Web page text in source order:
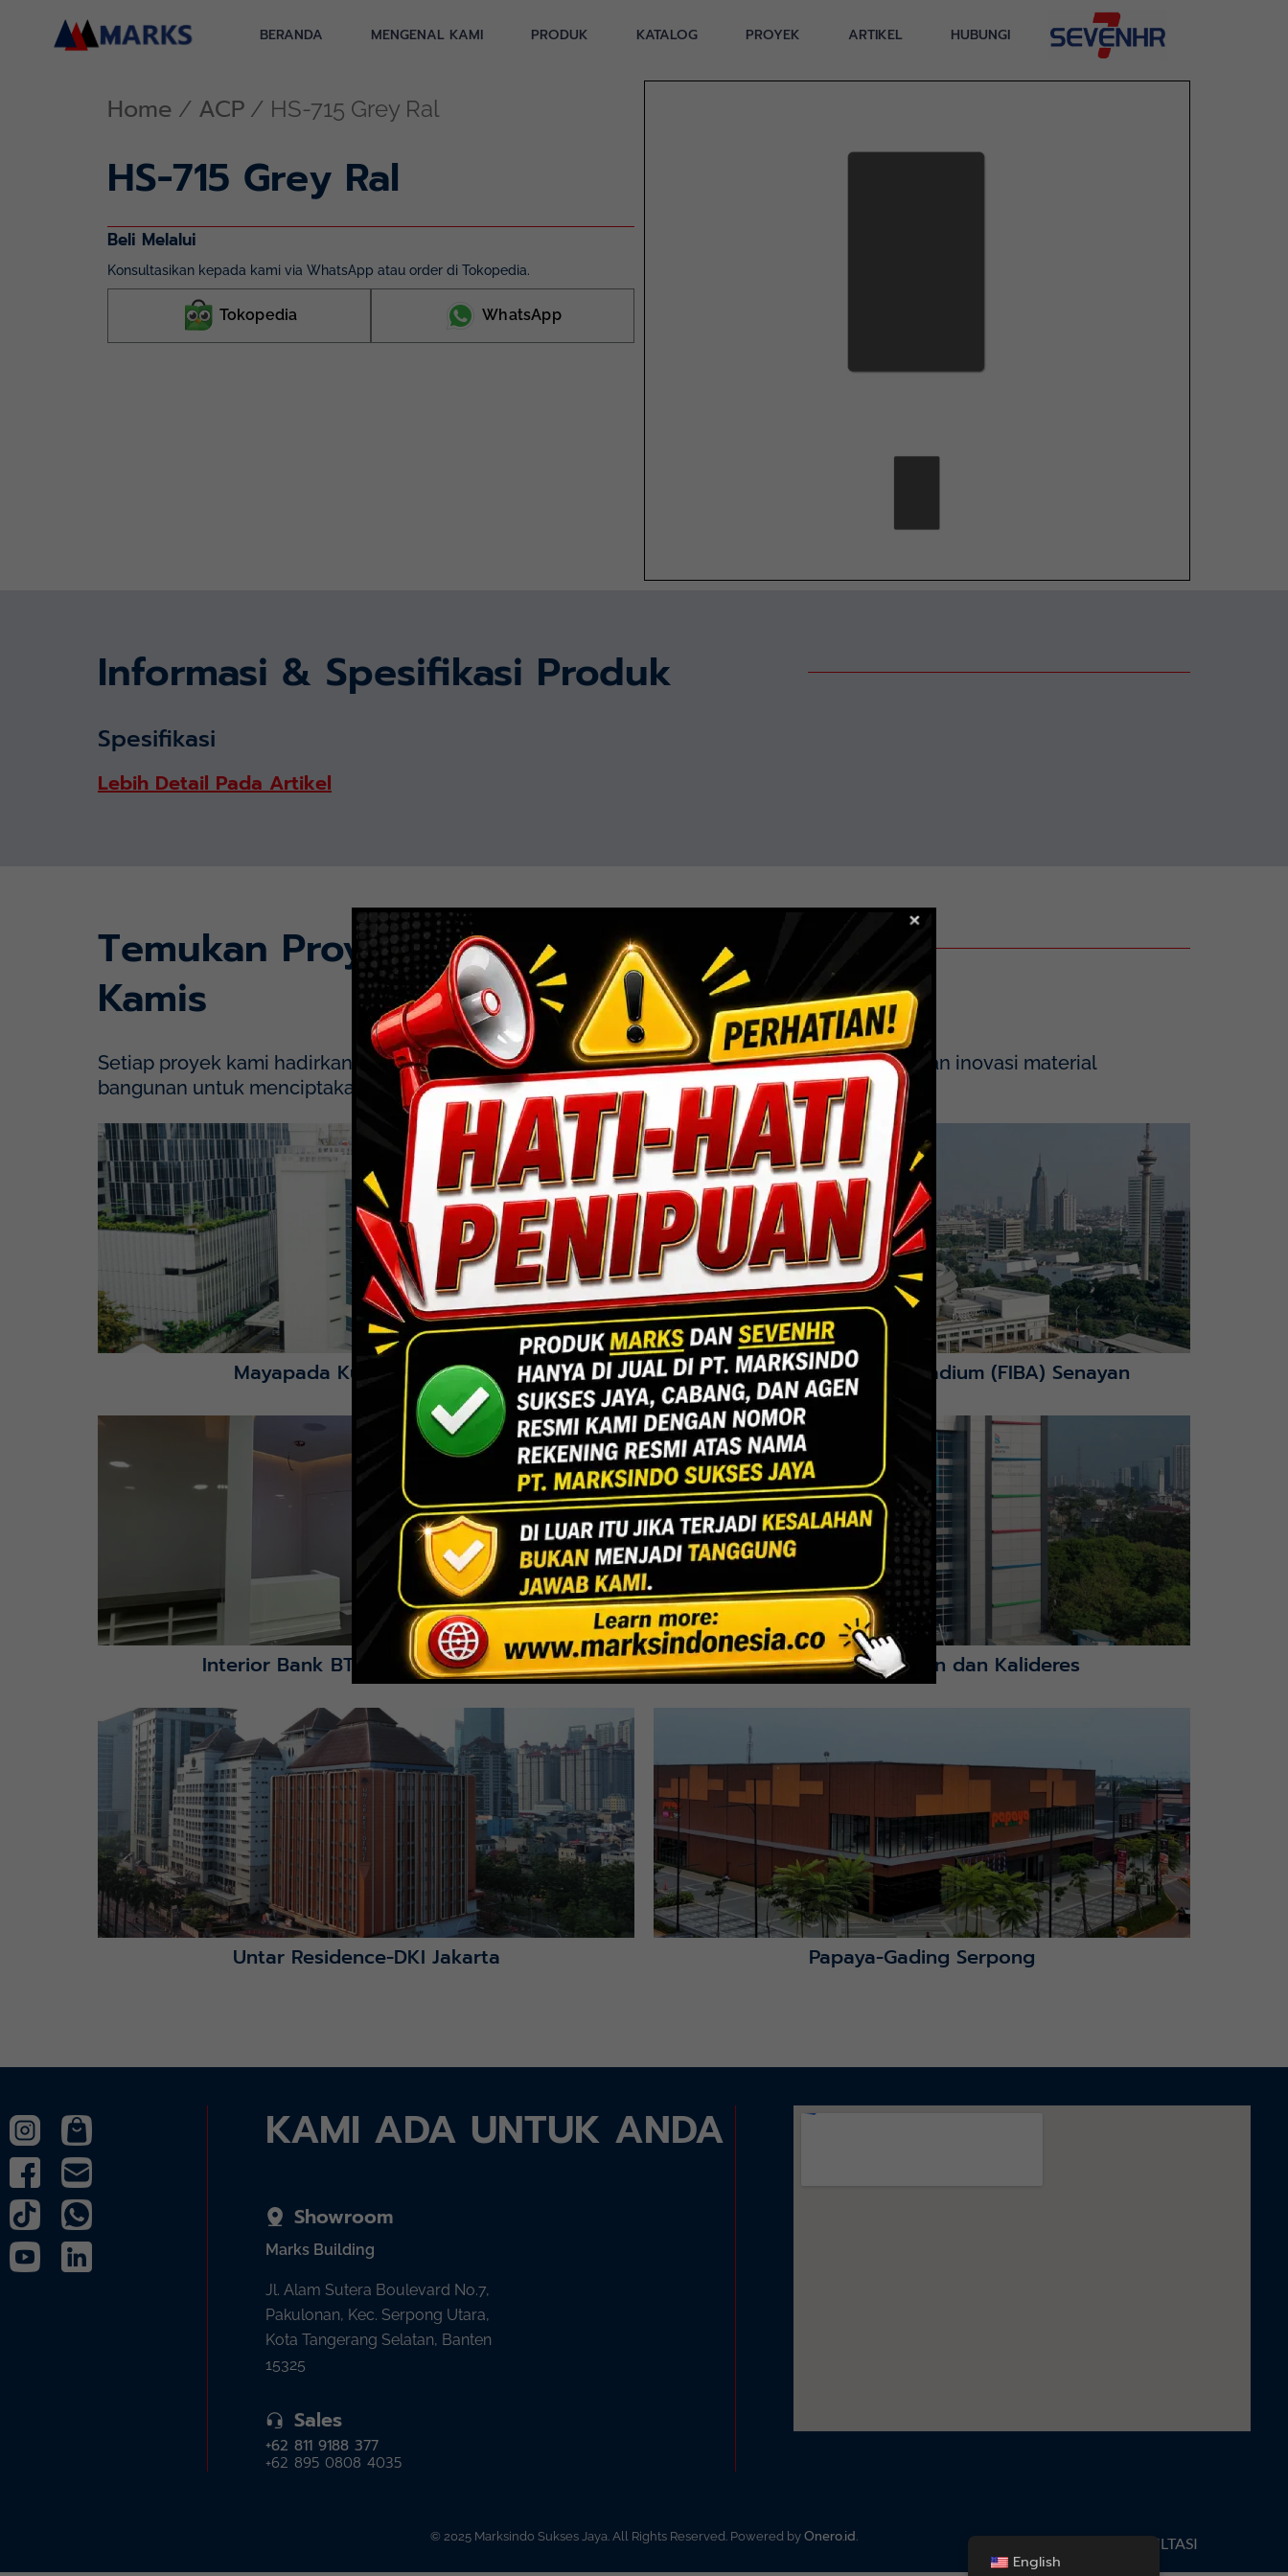
BERANDA MENGENAL KAMI PRODUK KATALOG PROYEK ARTIKEL HUBUNGI
Home / ACP / HS-715 Grey Ral
HS-715 Grey Ral
Beli Melalui
Konsultasikan kepada kami via WhatsApp atau order di Tokopedia.
Tokopedia WhatsApp
Informasi & Spesifikasi Produk
Spesifikasi
Lebih Detail Pada Artikel
Temukan Proyek
Kamis
Setiap proyek kami hadirkan dengan presisi, efisiensi, dan sentuhan estetika. Mengintegrasikan inovasi material
bangunan untuk menciptakan solusi yang fungsional dan berdaya tahan tinggi.
Mayapada Hospital Kuningan (MHKN), Kuningan, Jakarta Selatan.
Lihat Detail Proyek
Mayapada Kuningan Jakarta
Lihat Detail Proyek
Indoor Multifunction Stadium (FIBA) Senayan
Interior Bank BTN Jatimurni, Bekasi
Lihat Detail Proyek
UPPPD-Kembangan dan Kalideres
Lihat Detail Proyek
Untar Residence-DKI Jakarta
Lihat Detail Proyek
Papaya-Gading Serpong
KONSULTASI
KAMI ADA UNTUK ANDA
Showroom
Marks Building
Jl. Alam Sutera Boulevard No.7,
Pakulonan, Kec. Serpong Utara,
Kota Tangerang Selatan, Banten
15325
Sales
+62 811 9188 377
+62 895 0808 4035
© 2025 Marksindo Sukses Jaya. All Rights Reserved. Powered by Onero.id
English